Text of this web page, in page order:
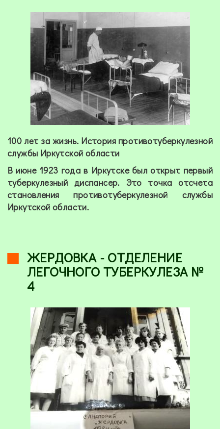
100 лет за жизнь. История противотуберкулезной
службы Иркутской области
В июне 1923 года в Иркутске был открыт первый
туберкулезный диспансер. Это точка отсчета
становления противотуберкулезной службы
Иркутской области.
ЖЕРДОВКА - ОТДЕЛЕНИЕ
ЛЕГОЧНОГО ТУБЕРКУЛЕЗА №
4